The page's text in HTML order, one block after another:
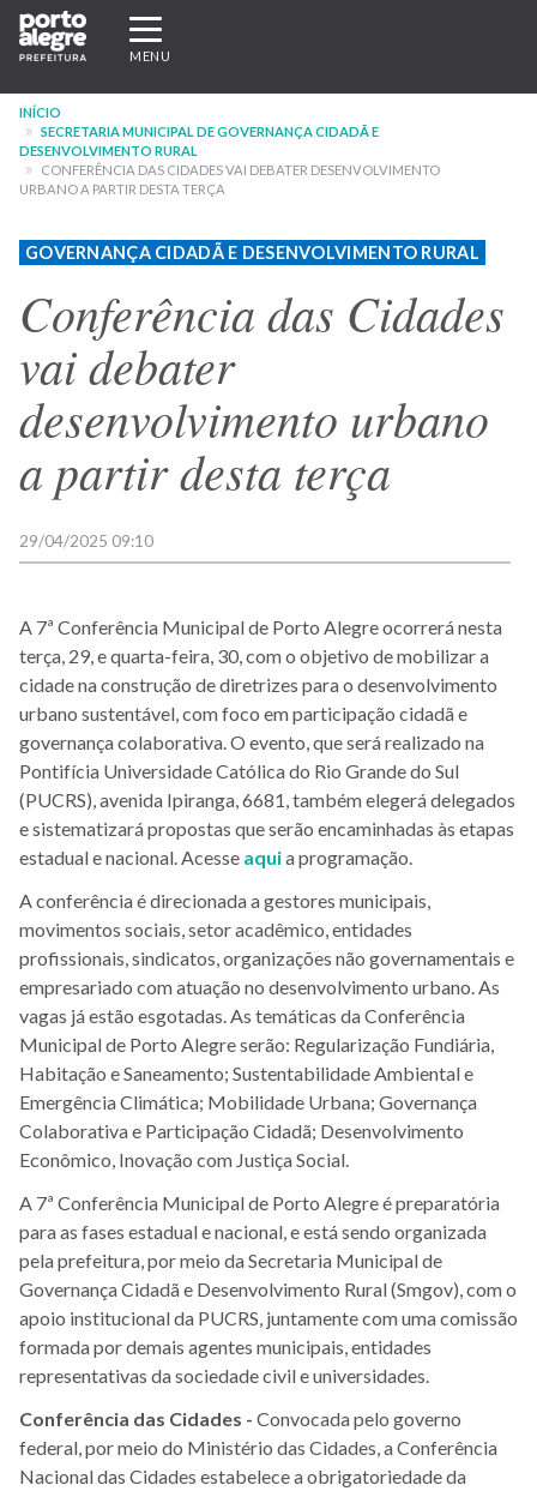
Pular
para
conteúdo
principal
Expandir/recolher
navegação
MENU
INÍCIO
SECRETARIA MUNICIPAL DE GOVERNANÇA CIDADÃ E
DESENVOLVIMENTO RURAL
CONFERÊNCIA DAS CIDADES VAI DEBATER DESENVOLVIMENTO
URBANO A PARTIR DESTA TERÇA
GOVERNANÇA CIDADÃ E DESENVOLVIMENTO RURAL
Conferência das Cidades
vai debater
desenvolvimento urbano
a partir desta terça
29/04/2025 09:10
A 7ª Conferência Municipal de Porto Alegre ocorrerá nesta
terça, 29, e quarta-feira, 30, com o objetivo de mobilizar a
cidade na construção de diretrizes para o desenvolvimento
urbano sustentável, com foco em participação cidadã e
governança colaborativa. O evento, que será realizado na
Pontifícia Universidade Católica do Rio Grande do Sul
(PUCRS), avenida Ipiranga, 6681, também elegerá delegados
e sistematizará propostas que serão encaminhadas às etapas
estadual e nacional. Acesse aquia programação.
A conferência é direcionada a gestores municipais,
movimentos sociais, setor acadêmico, entidades
profissionais, sindicatos, organizações não governamentais e
empresariado com atuação no desenvolvimento urbano. As
vagas já estão esgotadas. As temáticas da Conferência
Municipal de Porto Alegre serão: Regularização Fundiária,
Habitação e Saneamento; Sustentabilidade Ambiental e
Emergência Climática; Mobilidade Urbana; Governança
Colaborativa e Participação Cidadã; Desenvolvimento
Econômico, Inovação com Justiça Social.
A 7ª Conferência Municipal de Porto Alegre é preparatória
para as fases estadual e nacional, e está sendo organizada
pela prefeitura, por meio da Secretaria Municipal de
Governança Cidadã e Desenvolvimento Rural (Smgov), com o
apoio institucional da PUCRS, juntamente com uma comissão
formada por demais agentes municipais, entidades
representativas da sociedade civil e universidades.
Conferência das Cidades - Convocada pelo governo
federal, por meio do Ministério das Cidades, a Conferência
Nacional das Cidades estabelece a obrigatoriedade da